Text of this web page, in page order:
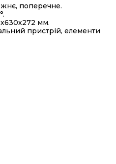
поперечне.
мм.
пристрій, елементи